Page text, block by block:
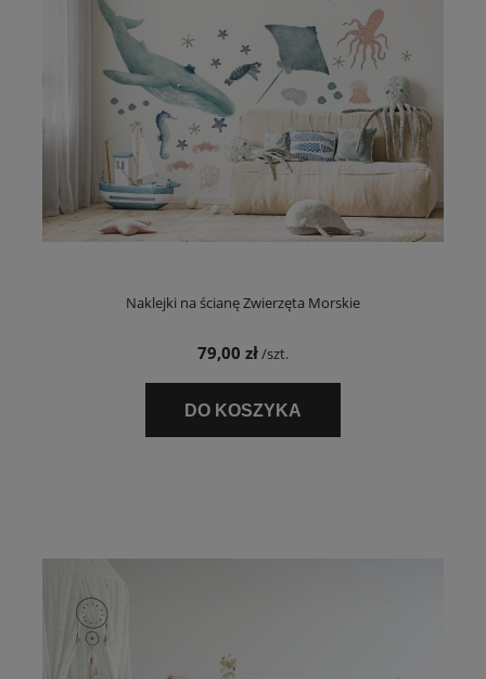
Naklejki na ścianę Zwierzęta Morskie
79,00 zł/szt.
DO KOSZYKA